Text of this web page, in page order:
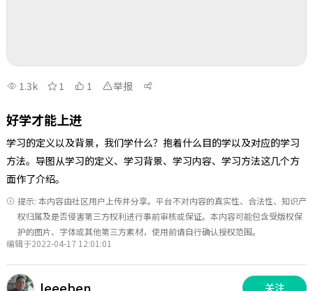
1.3k 1 1 举报
好学才能上进
学习的定义以及背景，我们学什么？抱着什么目的学以及对应的学习
方法。导图从学习的定义、学习背景、学习内容、学习方法这几个方
面作了介绍。
提示: 本内容由社区用户上传并分享。平台不对内容的真实性、合法性、知识产
权归属及是否侵害第三方权利进行事前审核或保证。本内容可能包含受版权保
护的图片、字体或其他第三方素材，使用前请自行确认授权范围。
编辑于2022-04-17 12:01:01
关注